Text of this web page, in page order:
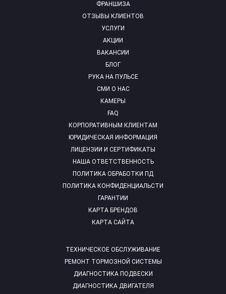
ФРАНШИЗА
ОТЗЫВЫ КЛИЕНТОВ
УСЛУГИ
АКЦИИ
ВАКАНСИИ
БЛОГ
РУКА НА ПУЛЬСЕ
СМИ О НАС
КАМЕРЫ
FAQ
ТЕХНИЧЕСКОЕ ОБСЛУЖИВАНИЕ
РЕМОНТ ТОРМОЗНОЙ СИСТЕМЫ
ДИАГНОСТИКА ПОДВЕСКИ
ДИАГНОСТИКА ДВИГАТЕЛЯ
КОРПОРАТИВНЫМ КЛИЕНТАМ
ЮРИДИЧЕСКАЯ ИНФОРМАЦИЯ
ЛИЦЕНЗИИ И СЕРТИФИКАТЫ
НАША ОТВЕТСТВЕННОСТЬ
ПОЛИТИКА ОБРАБОТКИ ПД
ПОЛИТИКА КОНФИДЕНЦИАЛЬСТИ
ГАРАНТИИ
КАРТА БРЕНДОВ
КАРТА САЙТА